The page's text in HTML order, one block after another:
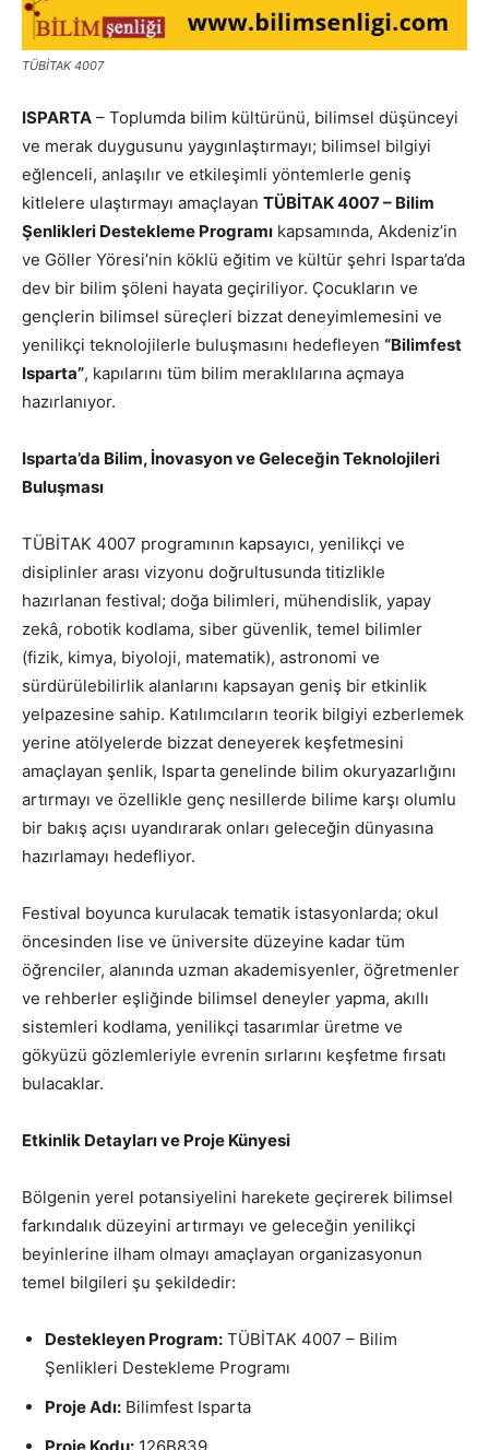
TÜBİTAK 4007
ISPARTA – Toplumda bilim kültürünü, bilimsel düşünceyi
ve merak duygusunu yaygınlaştırmayı; bilimsel bilgiyi
eğlenceli, anlaşılır ve etkileşimli yöntemlerle geniş
kitlelere ulaştırmayı amaçlayan TÜBİTAK 4007 – Bilim
Şenlikleri Destekleme Programı kapsamında, Akdeniz’in
ve Göller Yöresi’nin köklü eğitim ve kültür şehri Isparta’da
dev bir bilim şöleni hayata geçiriliyor. Çocukların ve
gençlerin bilimsel süreçleri bizzat deneyimlemesini ve
yenilikçi teknolojilerle buluşmasını hedefleyen “Bilimfest
Isparta”, kapılarını tüm bilim meraklılarına açmaya
hazırlanıyor.
Isparta’da Bilim, İnovasyon ve Geleceğin Teknolojileri
Buluşması
TÜBİTAK 4007 programının kapsayıcı, yenilikçi ve
disiplinler arası vizyonu doğrultusunda titizlikle
hazırlanan festival; doğa bilimleri, mühendislik, yapay
zekâ, robotik kodlama, siber güvenlik, temel bilimler
(fizik, kimya, biyoloji, matematik), astronomi ve
sürdürülebilirlik alanlarını kapsayan geniş bir etkinlik
yelpazesine sahip. Katılımcıların teorik bilgiyi ezberlemek
yerine atölyelerde bizzat deneyerek keşfetmesini
amaçlayan şenlik, Isparta genelinde bilim okuryazarlığını
artırmayı ve özellikle genç nesillerde bilime karşı olumlu
bir bakış açısı uyandırarak onları geleceğin dünyasına
hazırlamayı hedefliyor.
Festival boyunca kurulacak tematik istasyonlarda; okul
öncesinden lise ve üniversite düzeyine kadar tüm
öğrenciler, alanında uzman akademisyenler, öğretmenler
ve rehberler eşliğinde bilimsel deneyler yapma, akıllı
sistemleri kodlama, yenilikçi tasarımlar üretme ve
gökyüzü gözlemleriyle evrenin sırlarını keşfetme fırsatı
bulacaklar.
Etkinlik Detayları ve Proje Künyesi
Bölgenin yerel potansiyelini harekete geçirerek bilimsel
farkındalık düzeyini artırmayı ve geleceğin yenilikçi
beyinlerine ilham olmayı amaçlayan organizasyonun
temel bilgileri şu şekildedir:
Destekleyen Program: TÜBİTAK 4007 – Bilim
Şenlikleri Destekleme Programı
Proje Adı: Bilimfest Isparta